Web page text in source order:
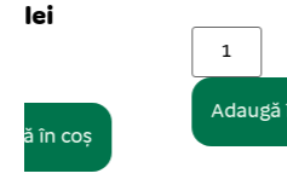
Adaugă în coș